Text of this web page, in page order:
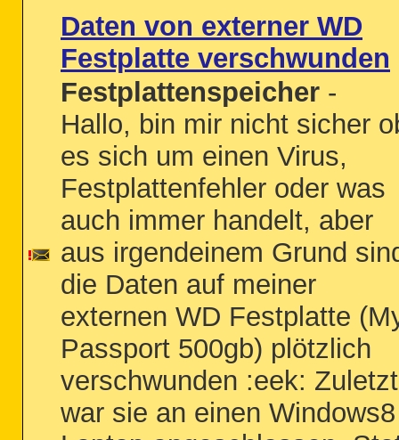
Daten von externer WD
Festplatte verschwunden
Festplattenspeicher -
Hallo, bin mir nicht sicher
es sich um einen Virus,
Festplattenfehler oder was
auch immer handelt, aber
aus irgendeinem Grund
die Daten auf meiner
externen WD Festplatte
Passport 500gb) plötzlich
verschwunden :eek: Zuletzt
war sie an einen Windows8